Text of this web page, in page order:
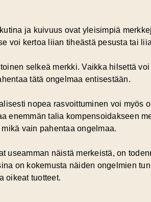
ja kuivuus ovat yleisimpiä
voi kertoa liian tiheästä pesusta tai
selkeä merkki. Vaikka hilsettä
tätä ongelmaa entisestään.
nopea rasvoittuminen voi myös
enemmän talia kompensoidakseen
vain pahentaa ongelmaa.
useamman näistä merkeistä, on
on kokemusta näiden ongelmien
oikeat tuotteet.